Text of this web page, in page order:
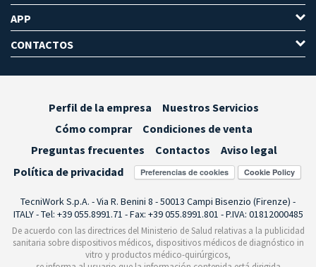
APP
CONTACTOS
Perfil de la empresa
Nuestros Servicios
Cómo comprar
Condiciones de venta
Preguntas frecuentes
Contactos
Aviso legal
Política de privacidad
Preferencias de cookies
TecniWork S.p.A. - Via R. Benini 8 - 50013 Campi Bisenzio (Firenze) -
ITALY - Tel: +39 055.8991.71 - Fax: +39 055.8991.801 - P.IVA: 01812000485
De acuerdo con las directrices del Ministerio de Salud relativas a la publicidad
sanitaria sobre dispositivos médicos, dispositivos médicos de diagnóstico in
vitro y productos médico-quirúrgicos,